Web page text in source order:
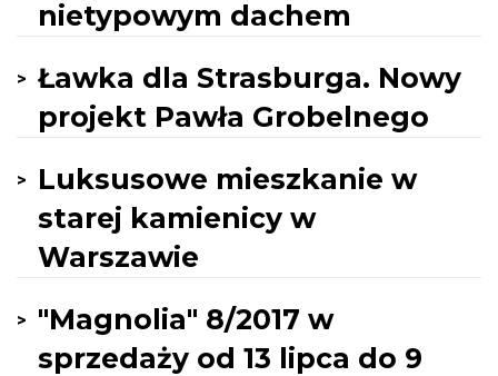
nietypowym dachem
Ławka dla Strasburga. Nowy
projekt Pawła Grobelnego
Luksusowe mieszkanie w
starej kamienicy w
Warszawie
"Magnolia" 8/2017 w
sprzedaży od 13 lipca do 9